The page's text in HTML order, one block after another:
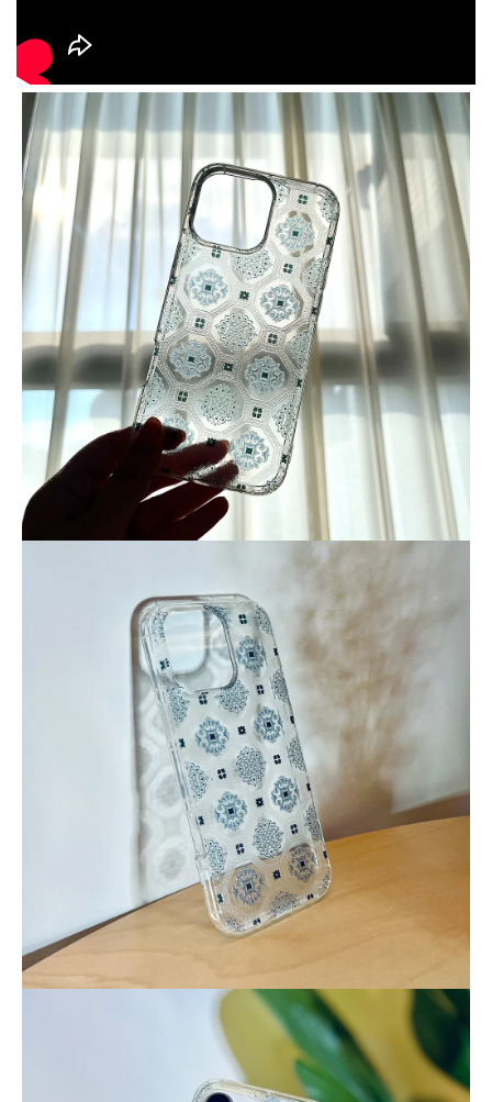
視化妝包
NT$ 129
NT$ 159
- +NT$ 159
NT$ 189
- +NT$ 219
NT$ 249
-
加入購物車
瀏覽更多